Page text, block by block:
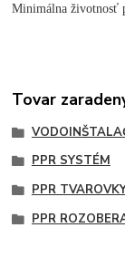
Minimálna životnosť
Tovar
PPR SYSTÉM
PPR
PPR